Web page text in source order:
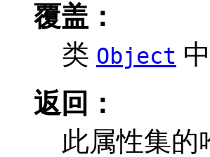
覆盖：
类 Object
返回：
此属性集的